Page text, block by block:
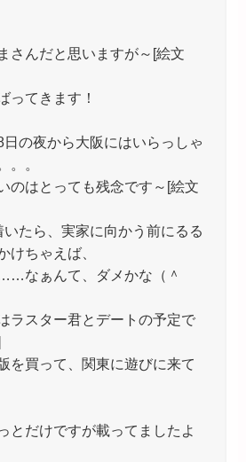
さんだと思いますが～[絵文
てきます！
の夜から大阪にはいらっしゃ
。。
のはとっても残念です～[絵文
たら、実家に向かう前にるる
けちゃえば、
なぁんて、ダメかな（＾
ラスター君とデートの予定で
を買って、関東に遊びに来て
とだけですが載ってましたよ